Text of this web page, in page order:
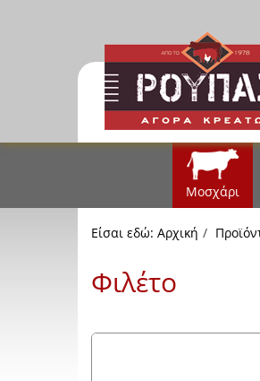
Μοσχάρι
Είσαι εδώ: Αρχική
Φιλέτο